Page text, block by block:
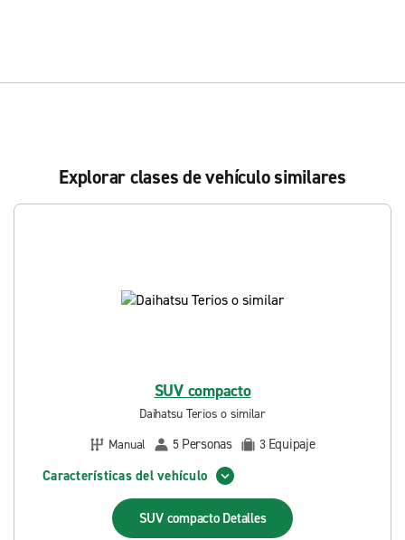
Explorar clases de vehículo similares
SUV compacto
Daihatsu Terios o similar
Manual
5 Personas 3 Equipaje
Características del vehículo
SUV compacto Detalles